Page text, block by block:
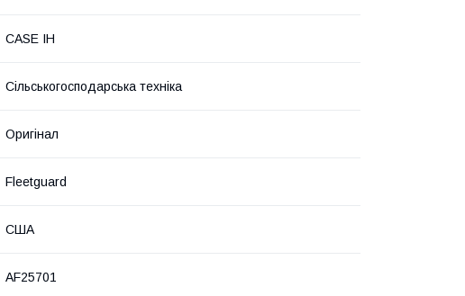
CASE IH
Сільськогосподарська техніка
Оригінал
Fleetguard
США
AF25701